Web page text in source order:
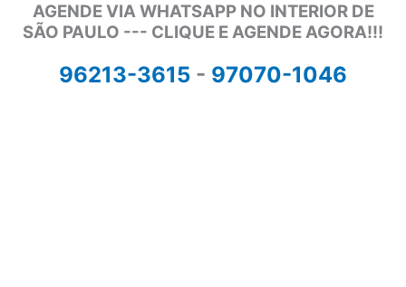
AGENDE VIA WHATSAPP NO INTERIOR DE
SÃO PAULO --- CLIQUE E AGENDE AGORA!!!
96213-3615 - 97070-1046